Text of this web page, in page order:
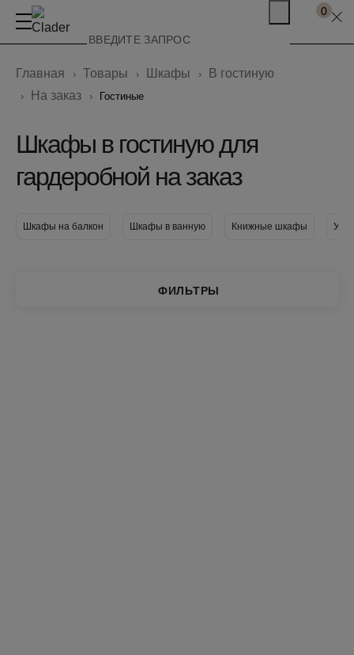
0
Главная Товары Шкафы
В гостиную
На заказ
Гостиные
Шкафы в гостиную для
гардеробной на заказ
Шкафы на балкон Шкафы в ванную Книжные шкафы
ФИЛЬТРЫ